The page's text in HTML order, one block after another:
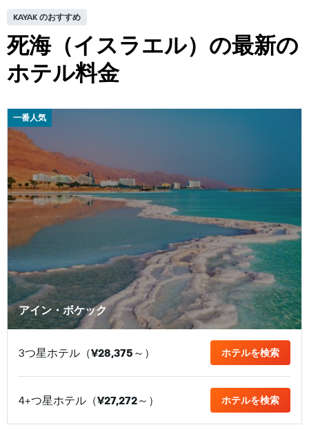
KAYAK のおすすめ
死海（イスラエル）の最新の
ホテル料金
一番人気
アイン・ボケック
3つ星ホテル（¥28,375 ​～） ホテルを検索
4+つ星ホテル（¥27,272​～） ホテルを検索